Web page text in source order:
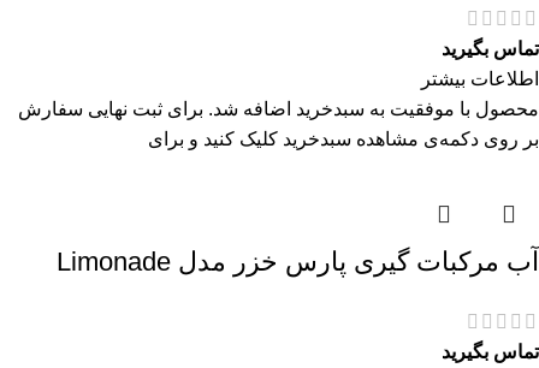
تماس بگیرید
اطلاعات بیشتر
محصول با موفقیت به سبدخرید اضافه شد. برای ثبت نهایی سفارش
بر روی دکمه‌ی مشاهده سبدخرید کلیک کنید و برای
آب مرکبات گیری پارس خزر مدل Limonade
تماس بگیرید